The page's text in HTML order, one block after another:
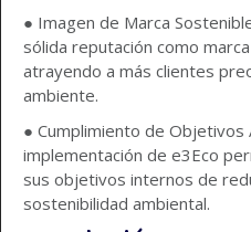
● Imagen de Marca
sólida reputación como
atrayendo a más clientes
ambiente.
● Cumplimiento de Objetivos
implementación de e3Eco
sus objetivos internos de
sostenibilidad ambiental.